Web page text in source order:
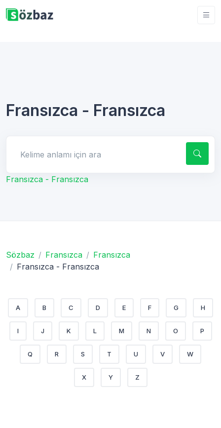
Fransızca - Fransızca
Fransızca - Fransızca
Sözbaz Fransızca
Fransızca
Fransızca - Fransızca
A B C D E F G H
I J K L M N O P
Q R S T U V W
X Y Z